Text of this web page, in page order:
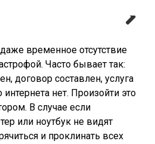
временное отсутствие
Часто бывает так:
договор составлен, услуга
нет. Произойти это
В случае если
или ноутбук не видят
и проклинать всех